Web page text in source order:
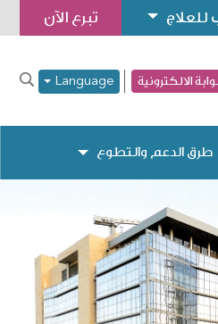
تبرع الآن
الالكترونية Language
طرق الدعم والتطوع